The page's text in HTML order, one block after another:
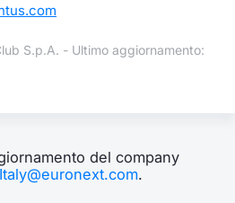
S.p.A. - Ultimo aggiornamento:
del company
.